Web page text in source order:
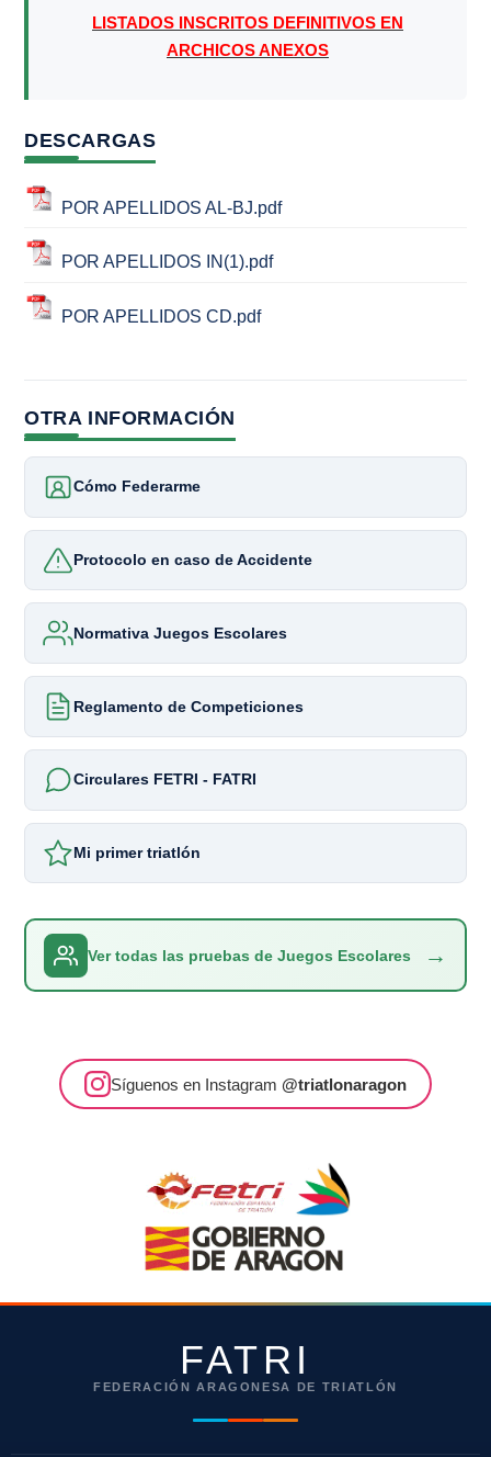
LISTADOS INSCRITOS DEFINITIVOS EN
ARCHICOS ANEXOS
DESCARGAS
POR APELLIDOS AL-BJ.pdf
POR APELLIDOS IN(1).pdf
POR APELLIDOS CD.pdf
OTRA INFORMACIÓN
Cómo Federarme
Protocolo en caso de Accidente
Normativa Juegos Escolares
Reglamento de Competiciones
Circulares FETRI - FATRI
Mi primer triatlón
Ver todas las pruebas de Juegos Escolares →
Síguenos en Instagram @triatlonaragon
FATRI
FEDERACIÓN ARAGONESA DE TRIATLÓN